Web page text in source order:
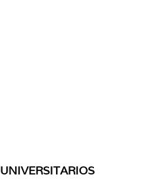
UNIVERSITARIOS